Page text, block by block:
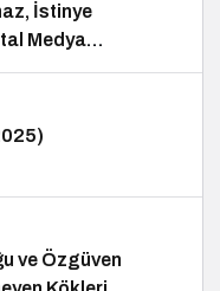
İstinye
Medya
Konuğu Oldu
ve Özgüven